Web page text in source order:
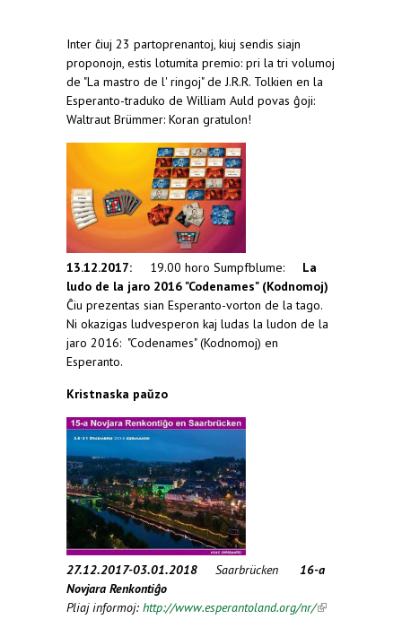
Inter ĉiuj 23 partoprenantoj, kiuj sendis siajn
proponojn, estis lotumita premio: pri la tri volumoj
de "La mastro de l' ringoj" de J.R.R. Tolkien en la
Esperanto-traduko de William Auld povas ĝoji:
Waltraut Brümmer: Koran gratulon!
13.12.2017: 19.00 horo Sumpfblume:
La
ludo de la jaro 2016 "Codenames" (Kodnomoj)
Ĉiu prezentas sian Esperanto-vorton de la tago.
Ni okazigas ludvesperon kaj ludas la ludon de la
jaro 2016: "Codenames" (Kodnomoj) en
Esperanto.
Kristnaska paŭzo
27.12.2017-03.01.2018 Saarbrücken 16-a
Novjara Renkontiĝo
Pliaj informoj: http://www.esperantoland.org/nr/(link is